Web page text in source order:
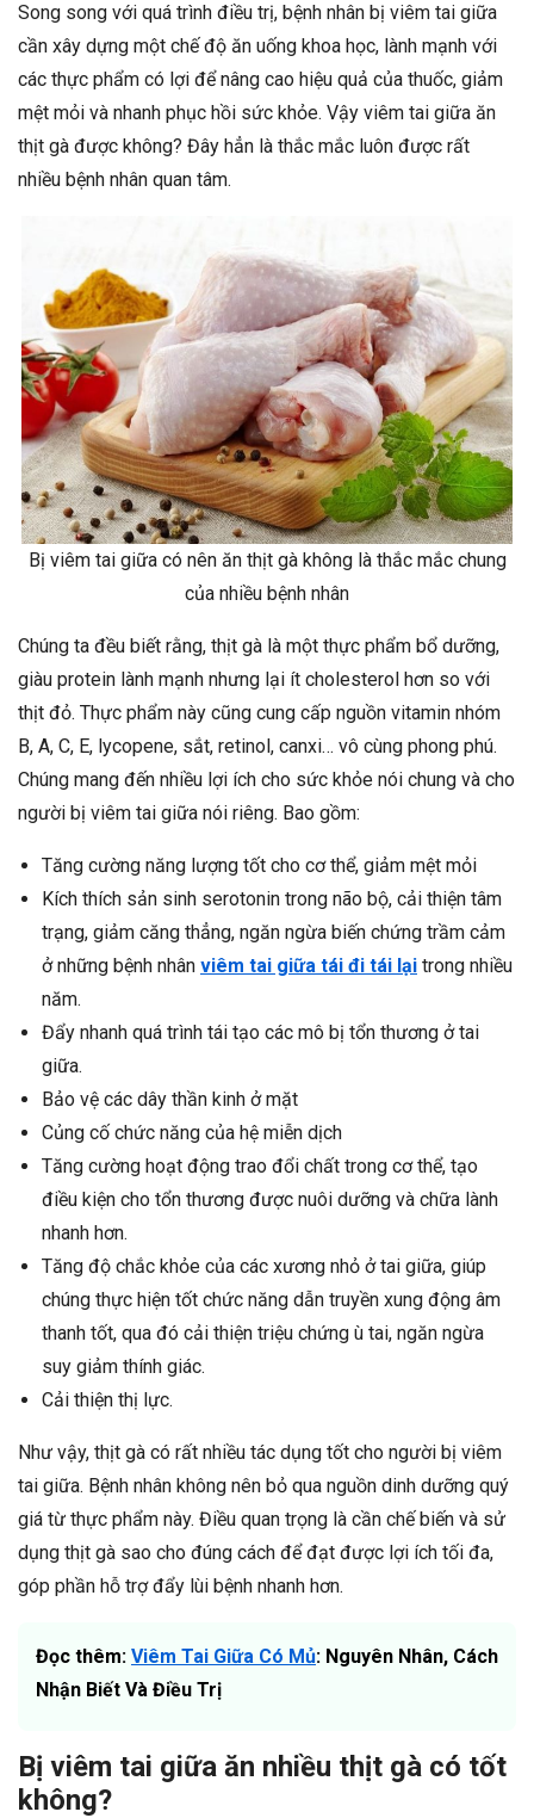
Song song với quá trình điều trị, bệnh nhân bị viêm tai giữa
cần xây dựng một chế độ ăn uống khoa học, lành mạnh với
các thực phẩm có lợi để nâng cao hiệu quả của thuốc, giảm
mệt mỏi và nhanh phục hồi sức khỏe. Vậy viêm tai giữa ăn
thịt gà được không? Đây hẳn là thắc mắc luôn được rất
nhiều bệnh nhân quan tâm.
Bị viêm tai giữa có nên ăn thịt gà không là thắc mắc chung
của nhiều bệnh nhân
Chúng ta đều biết rằng, thịt gà là một thực phẩm bổ dưỡng,
giàu protein lành mạnh nhưng lại ít cholesterol hơn so với
thịt đỏ. Thực phẩm này cũng cung cấp nguồn vitamin nhóm
B, A, C, E, lycopene, sắt, retinol, canxi… vô cùng phong phú.
Chúng mang đến nhiều lợi ích cho sức khỏe nói chung và cho
người bị viêm tai giữa nói riêng. Bao gồm:
Tăng cường năng lượng tốt cho cơ thể, giảm mệt mỏi
Kích thích sản sinh serotonin trong não bộ, cải thiện tâm
trạng, giảm căng thẳng, ngăn ngừa biến chứng trầm cảm
ở những bệnh nhân viêm tai giữa tái đi tái lại trong nhiều
năm.
Đẩy nhanh quá trình tái tạo các mô bị tổn thương ở tai
giữa.
Bảo vệ các dây thần kinh ở mặt
Củng cố chức năng của hệ miễn dịch
Tăng cường hoạt động trao đổi chất trong cơ thể, tạo
điều kiện cho tổn thương được nuôi dưỡng và chữa lành
nhanh hơn.
Tăng độ chắc khỏe của các xương nhỏ ở tai giữa, giúp
chúng thực hiện tốt chức năng dẫn truyền xung động âm
thanh tốt, qua đó cải thiện triệu chứng ù tai, ngăn ngừa
suy giảm thính giác.
Cải thiện thị lực.
Như vậy, thịt gà có rất nhiều tác dụng tốt cho người bị viêm
tai giữa. Bệnh nhân không nên bỏ qua nguồn dinh dưỡng quý
giá từ thực phẩm này. Điều quan trọng là cần chế biến và sử
dụng thịt gà sao cho đúng cách để đạt được lợi ích tối đa,
góp phần hỗ trợ đẩy lùi bệnh nhanh hơn.
Đọc thêm: Viêm Tai Giữa Có Mủ: Nguyên Nhân, Cách
Nhận Biết Và Điều Trị
Bị viêm tai giữa ăn nhiều thịt gà có tốt
không?